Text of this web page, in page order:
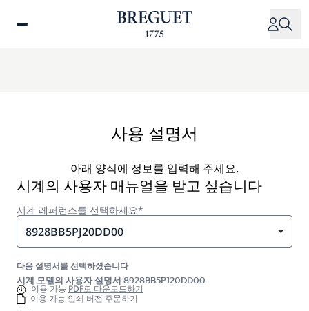
사용 설명서
아래 양식에 정보를 입력해 주세요.
시계의 사용자 매뉴얼을 받고 싶습니다
시계 레퍼런스를 선택하세요*
8928BB5PJ20DD00
다음 설명서를 선택하셨습니다
시계 모델의 사용자 설명서 8928BB5PJ20DD00
이용 가능 PDF로 다운로드하기
이용 가능 인쇄 버전 주문하기